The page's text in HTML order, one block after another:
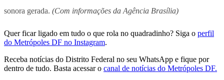
sonora gerada. (Com informações da Agência Brasília)
Quer ficar ligado em tudo o que rola no quadradinho? Siga o perfil
do Metrópoles DF no Instagram.
Receba notícias do Distrito Federal no seu WhatsApp e fique por
dentro de tudo. Basta acessar o canal de notícias do Metrópoles DF.